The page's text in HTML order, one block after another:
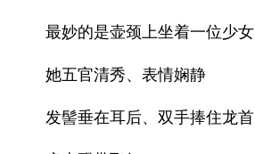
最妙的是壶颈上坐着一位少女
她五官清秀、表情娴静
发髻垂在耳后、双手捧住龙首